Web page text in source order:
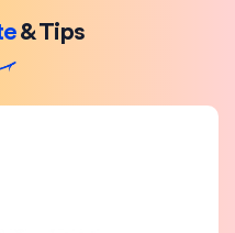
& Tips